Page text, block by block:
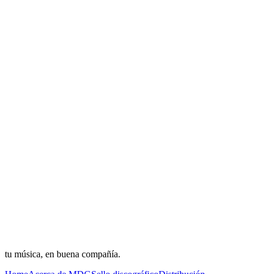
tu música, en buena compañía.